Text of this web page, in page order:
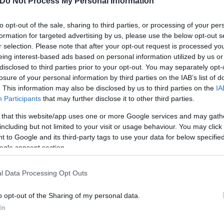
opt-out of the sale, sharing to third parties, or processing of your
for targeted advertising by us, please use the below opt-out
selection. Please note that after your opt-out request is processed
interest-based ads based on personal information utilized by us
to third parties prior to your opt-out. You may separately
of your personal information by third parties on the IAB’s list of
This information may also be disclosed by us to third parties on the
Participants that may further disclose it to other third parties.
that this website/app uses one or more Google services and may
but not limited to your visit or usage behaviour. You may
to Google and its third-party tags to use your data for below
consent section.
Data Processing Opt Outs
opt-out of the Sharing of my personal data.
πλοίο προς Αγκίστρι και Αίγινα - Ταλαιπωρία
πλοίου λόγω βλάβης - Απέπλευσε για
βλάβη